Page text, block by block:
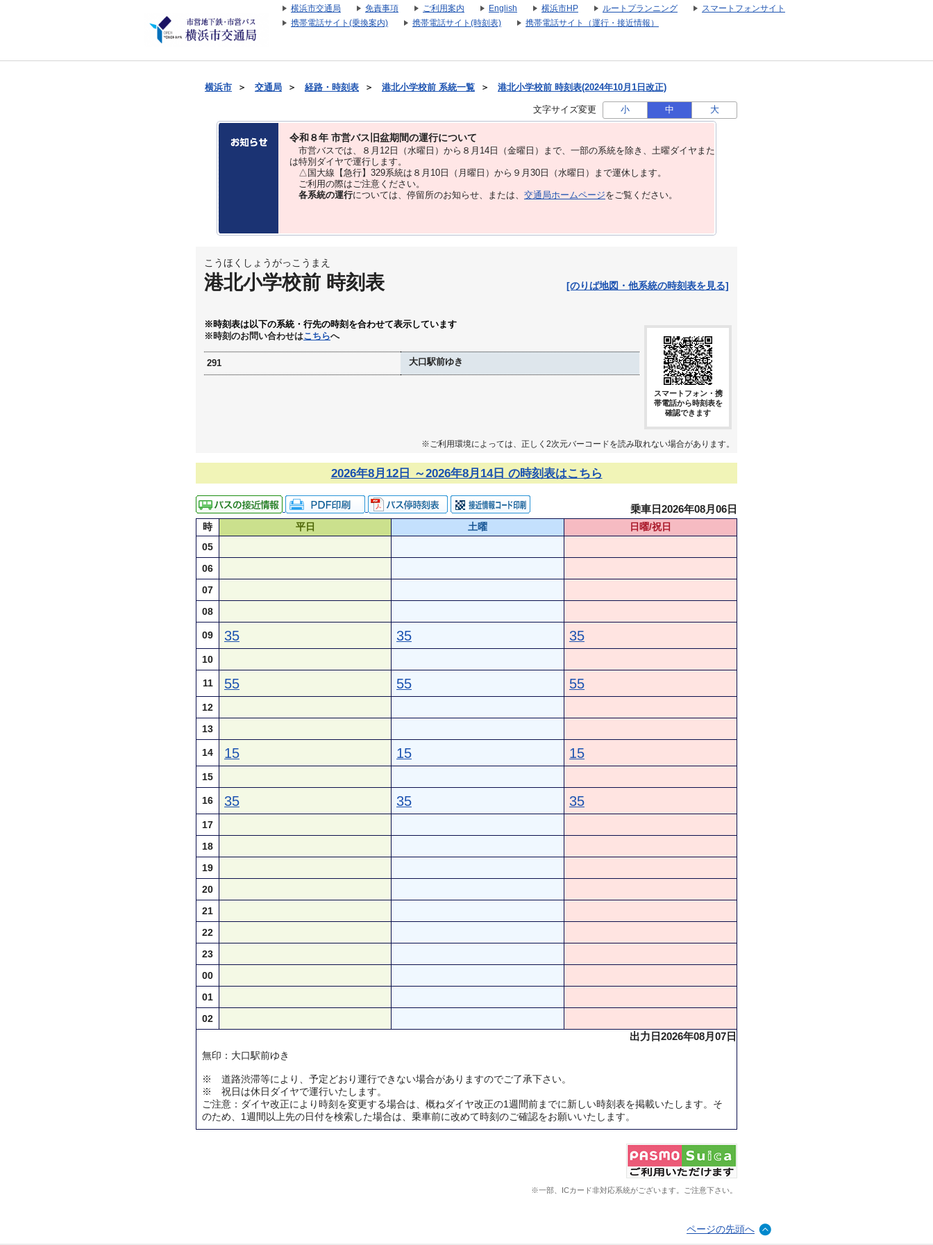
横浜市交通局 免責事項 ご利用案内 English 横浜市HP ルートプランニング
スマートフォンサイト
携帯電話サイト(乗換案内)
携帯電話サイト(時刻表) 携帯電話サイト（運行・接近情報）
横浜市 ＞ 交通局 ＞ 経路・時刻表 ＞ 港北小学校前 系統一覧 ＞ 港北小学校前 時刻表(2024年10月1日改正)
文字サイズ変更 小 中 大
令和８年 市営バス旧盆期間の運行について
市営バスでは、８⽉12⽇（水曜日）から８⽉14⽇（金曜日）まで、⼀部の系統を除き、⼟曜ダイヤまた
は特別ダイヤで運⾏します。
△国大線【急行】329系統は８月10日（月曜日）から９月30日（水曜日）まで運休します。
ご利用の際はご注意ください。
各系統の運行については、停留所のお知らせ、または、 交通局ホームページをご覧ください。
こうほくしょうがっこうまえ
港北小学校前 時刻表 [のりば地図・他系統の時刻表を見る]
※時刻表は以下の系統・行先の時刻を合わせて表示しています
※時刻のお問い合わせはこちらへ
291 大口駅前ゆき
スマートフォン・携
帯電話から時刻表を
確認できます
※ご利用環境によっては、正しく2次元バーコードを読み取れない場合があります。
2026年8月12日 ～2026年8月14日 の時刻表はこちら
乗車日2026年08月06日
時 平日 土曜
日曜/祝日
05
06
07
08
09 35 35 35
10
11 55 55 55
12
13
14 15 15 15
15
16 35 35 35
17
18
19
20
21
22
23
00
01
02
出力日2026年08月07日
無印：大口駅前ゆき
※ 道路渋滞等により、予定どおり運行できない場合がありますのでご了承下さい。
※ 祝日は休日ダイヤで運行いたします。
ご注意：ダイヤ改正により時刻を変更する場合は、概ねダイヤ改正の1週間前までに新しい時刻表を掲載いたします。そ
のため、1週間以上先の日付を検索した場合は、乗車前に改めて時刻のご確認をお願いいたします。
※一部、ICカード非対応系統がございます。ご注意下さい。
ページの先頭へ